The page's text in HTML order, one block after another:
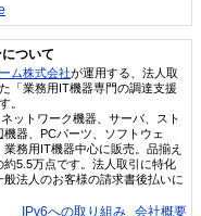
ついて
ム株式会社が運用する、法人取
「業務用IT機器専門の調達支援
。
ットワーク機器、サーバ、スト
器、PCパーツ、ソフトウェ
務用IT機器中心に販売。品揃え
5.5万点です。法人取引に特化
般法人のお客様の請求書後払いに
IPv6への取り組み 会社概要